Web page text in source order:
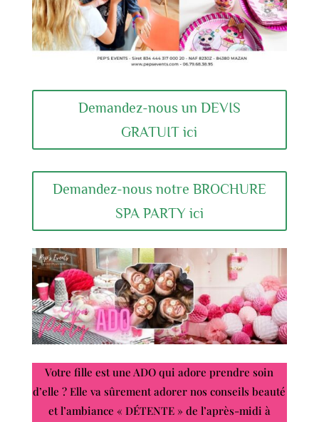
Demandez-nous un DEVIS
GRATUIT ici
Demandez-nous notre BROCHURE
SPA PARTY ici
Votre fille est une ADO qui adore prendre soin
d’elle ? Elle va sûrement adorer nos conseils beauté
et l’ambiance « DÉTENTE » de l’après-midi à